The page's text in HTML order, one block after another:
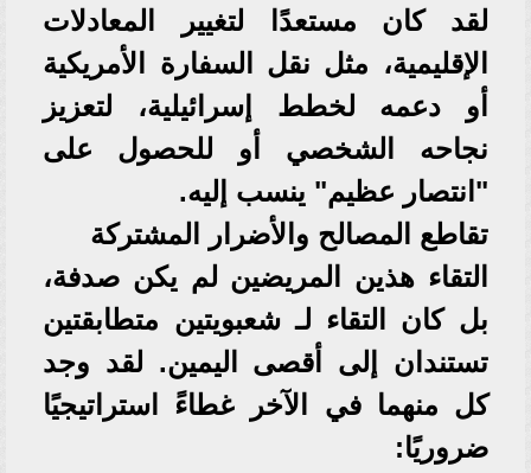
لقد كان مستعدًا لتغيير المعادلات
الإقليمية، مثل نقل السفارة الأمريكية
أو دعمه لخطط إسرائيلية، لتعزيز
نجاحه الشخصي أو للحصول على
"انتصار عظيم" ينسب إليه.
​تقاطع المصالح والأضرار المشتركة
​التقاء هذين المريضين لم يكن صدفة،
بل كان التقاء لـ شعبويتين متطابقتين
تستندان إلى أقصى اليمين. لقد وجد
كل منهما في الآخر غطاءً استراتيجيًا
ضروريًا: